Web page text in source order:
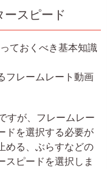
ースピード
ておくべき基本知識
フレームレート動画
すが、フレームレー
ドを選択する必要が
める、ぶらすなどの
スピードを選択しま